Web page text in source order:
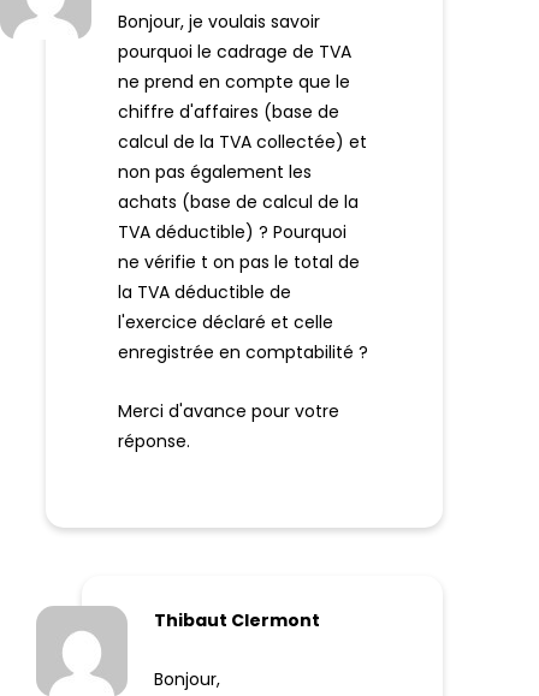
Bonjour, je voulais savoir
pourquoi le cadrage de TVA
ne prend en compte que le
chiffre d'affaires (base de
calcul de la TVA collectée) et
non pas également les
achats (base de calcul de la
TVA déductible) ? Pourquoi
ne vérifie t on pas le total de
la TVA déductible de
l'exercice déclaré et celle
enregistrée en comptabilité ?
Merci d'avance pour votre
réponse.
Thibaut Clermont
Bonjour,